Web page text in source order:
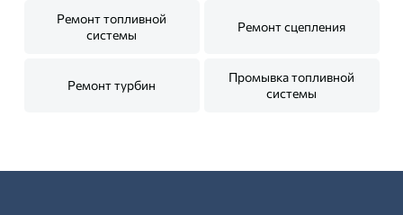
Ремонт топливной
системы
Ремонт сцепления
Ремонт турбин
Промывка топливной
системы